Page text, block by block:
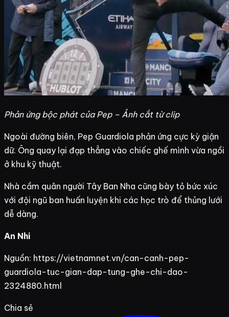
Phản ứng bộc phát của Pep – Ảnh cắt từ clip
Ngoài đường biên, Pep Guardiola phản ứng cực kỳ giận
dữ. Ông quay lại đạp thẳng vào chiếc ghế mình vừa ngồi
ở khu kỹ thuật.
Nhà cầm quân người Tây Ban Nha cũng bày tỏ bức xúc
với đội ngũ ban huấn luyện khi các học trò để thủng lưới
dễ dàng.
An Nhi
Nguồn: https://vietnamnet.vn/can-canh-pep-
guardiola-tuc-gian-dap-tung-ghe-chi-dao-
2324880.html
Chia sẻ